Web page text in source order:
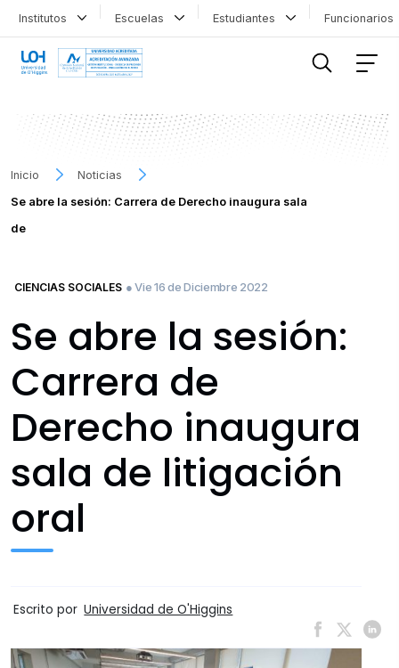
Institutos Escuelas Estudiantes
Inicio
Noticias
Se abre la sesión: Carrera de Derecho inaugura sala
de
CIENCIAS SOCIALES ● Vie 16 de Diciembre 2022
Se abre la sesión:
Carrera de
Derecho inaugura
sala de litigación
oral
Escrito por Universidad de O'Higgins